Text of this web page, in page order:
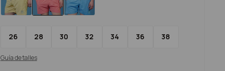
26 28 30 32 34 36 38
Guía de talles